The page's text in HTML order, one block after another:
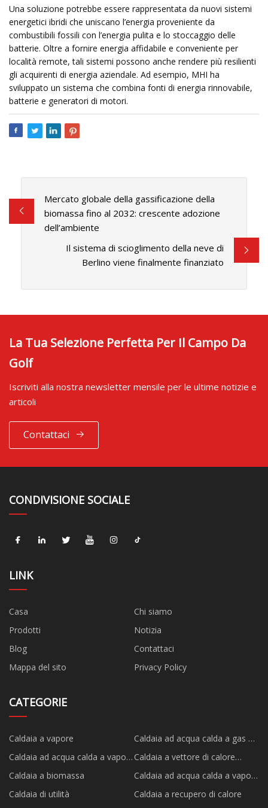
Una soluzione potrebbe essere rappresentata da nuovi sistemi
energetici ibridi che uniscano l’energia proveniente da
combustibili fossili con l’energia pulita e lo stoccaggio delle
batterie. Oltre a fornire energia affidabile e conveniente per
località remote, tali sistemi possono anche rendere più resilienti
gli acquirenti di energia aziendale. Ad esempio, MHI ha
sviluppato un sistema che combina fonti di energia rinnovabile,
batterie e generatori di motori.
Mercato globale della gassificazione della
biomassa fino al 2032: crescente adozione
dell’ambiente
Il sistema di scioglimento della neve di
Berlino viene finalmente finanziato
La Tua Selezione Perfetta Per Il Campo Da
Golf
Iscriviti alla nostra newsletter mensile per le ultime notizie e
articoli
Contattaci
CONDIVISIONE SOCIALE
LINK
Casa
Chi siamo
Prodotti
Notizia
Blog
Contattaci
Mappa del sito
Privacy Policy
CATEGORIE
Caldaia a vapore
Caldaia ad acqua calda a gas e
vapore
Caldaia ad acqua calda a vapore
combustibile
Caldaia a vettore di calore
organico
Caldaia a biomassa
Caldaia ad acqua calda a vapore
a biomassa
Caldaia di utilità Caldaia a recupero di calore